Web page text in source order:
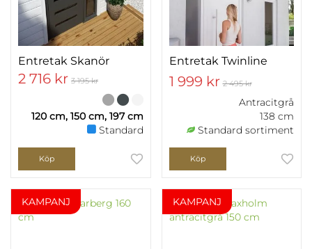
Entretak Skanör
2 716 kr 3 195 kr
120 cm, 150 cm, 197 cm
Standard
Köp
Entretak Twinline
1 999 kr 2 495 kr
Antracitgrå
138 cm
Standard sortiment
Köp
KAMPANJ KAMPANJ